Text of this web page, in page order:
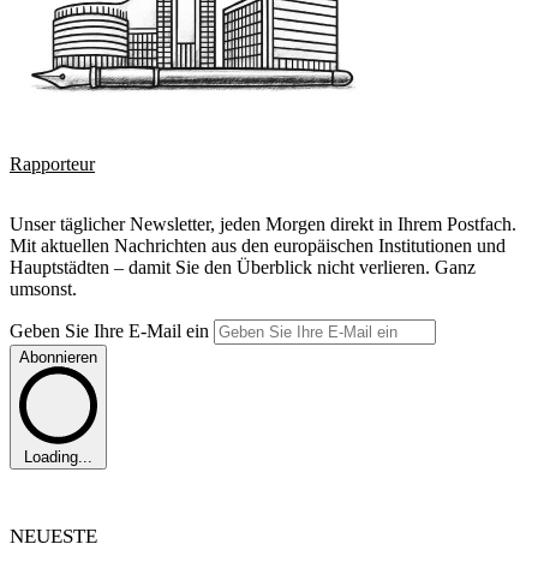
Rapporteur
Unser täglicher Newsletter, jeden Morgen direkt in Ihrem Postfach.
Mit aktuellen Nachrichten aus den europäischen Institutionen und
Hauptstädten – damit Sie den Überblick nicht verlieren. Ganz
umsonst.
Geben Sie Ihre E-Mail ein
Abonnieren
Loading...
NEUESTE